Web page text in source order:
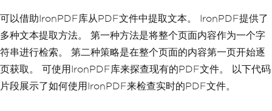
可以借助IronPDF库从PDF文件中提取文本。 IronPDF提供了
多种文本提取方法。 第一种方法是将整个页面内容作为一个字
符串进行检索。 第二种策略是在整个页面的内容第一页开始逐
页获取。 可使用IronPDF库来探查现有的PDF文件。 以下代码
片段展示了如何使用IronPDF来检查实时的PDF文件。